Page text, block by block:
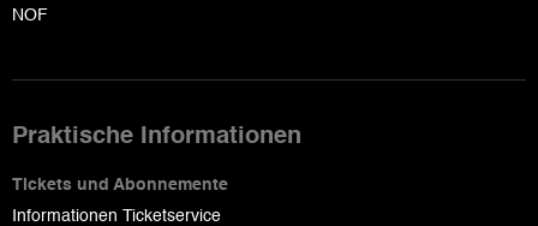
NOF
Praktische Informationen
Tickets und Abonnemente
Informationen Ticketservice